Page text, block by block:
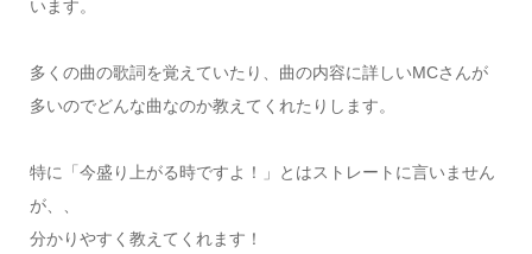
います。
多くの曲の歌詞を覚えていたり、曲の内容に詳しいMCさんが
多いのでどんな曲なのか教えてくれたりします。
特に「今盛り上がる時ですよ！」とはストレートに言いません
が、、
分かりやすく教えてくれます！